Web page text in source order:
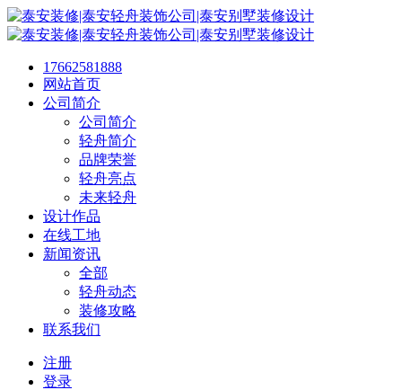
17662581888
网站首页
公司简介
公司简介
轻舟简介
品牌荣誉
轻舟亮点
未来轻舟
设计作品
在线工地
新闻资讯
全部
轻舟动态
装修攻略
联系我们
注册
登录